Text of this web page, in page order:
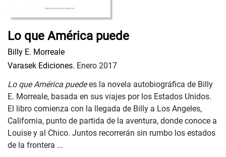
Lo que América puede
Billy E. Morreale
Varasek Ediciones. Enero 2017
Lo que América puedees la novela autobiográfica de Billy
E. Morreale, basada en sus viajes por los Estados Unidos.
El libro comienza con la llegada de Billy a Los Angeles,
California, punto de partida de la aventura, donde conoce a
Louise y al Chico. Juntos recorrerán sin rumbo los estados
de la frontera ...